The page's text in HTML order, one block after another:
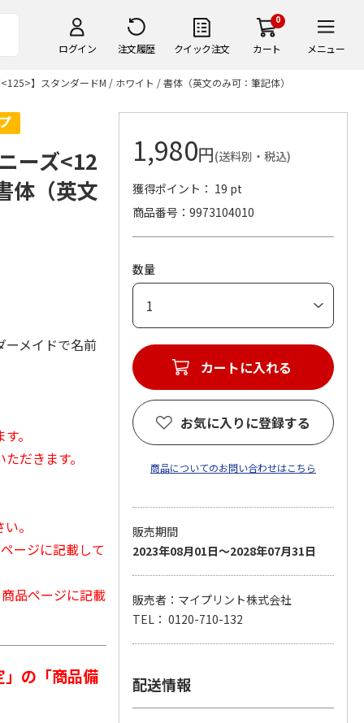
ログイン 注文履歴 クイック注文
0
カート メニュー
】スタンダードM / ホワイト / 書体（英文のみ可：筆記体）
ーズ<12
体（英文
ーメイドで名前
。
だきます。
。
ージに記載して
品ページに記載
の「商品備
1,980円(送料別・税込)
獲得ポイント： 19 pt
商品番号
9973104010
数量
カートに入れる
お気に入りに登録する
商品についてのお問い合わせはこちら
販売期間
2023年08月01日～2028年07月31日
販売者：マイプリント株式会社
TEL： 0120-710-132
配送情報